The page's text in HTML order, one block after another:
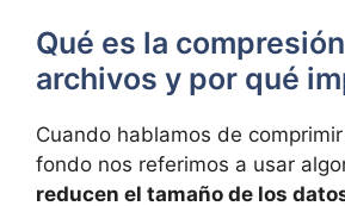
Qué es la
archivos y por qué
Cuando hablamos de
fondo nos referimos a usar
reducen el tamaño de los